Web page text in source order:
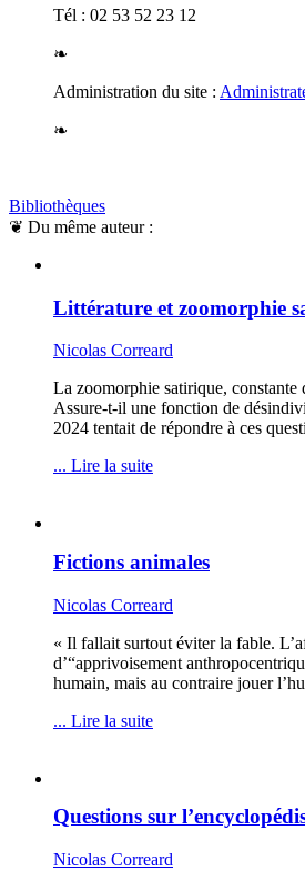
Tél : 02 53 52 23 12
❧
Administration du site :
❧
Bibliothèques
❦ Du même auteur :
Littérature et zoomorphie
Nicolas Correard
La zoomorphie satirique, constante
Assure-t-il une fonction de
2024 tentait de répondre à ces
... Lire la suite
Fictions animales
Nicolas Correard
« Il fallait surtout éviter la fable.
d’“apprivoisement
humain, mais au contraire jouer
... Lire la suite
Questions sur
Nicolas Correard